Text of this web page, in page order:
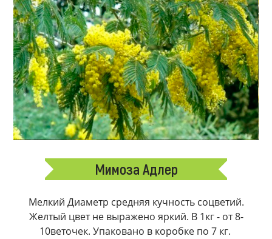
Мимоза Адлер
Мелкий Диаметр средняя кучность соцветий.
Желтый цвет не выражено яркий. В 1кг - от 8-
10веточек. Упаковано в коробке по 7 кг.